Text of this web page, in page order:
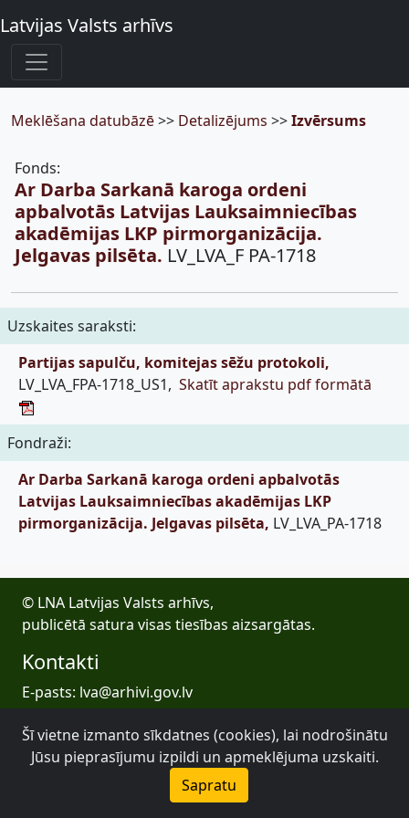
Latvijas Valsts arhīvs
Meklēšana datubāzē>> Detalizējums >>Izvērsums
Fonds:
Ar Darba Sarkanā karoga ordeni
apbalvotās Latvijas Lauksaimniecības
akadēmijas LKP pirmorganizācija.
Jelgavas pilsēta. LV_LVA_F PA-1718
Uzskaites saraksti:
Partijas sapulču, komitejas sēžu protokoli,
LV_LVA_FPA-1718_US1, Skatīt aprakstu pdf formātā
Fondraži:
Ar Darba Sarkanā karoga ordeni apbalvotās
Latvijas Lauksaimniecības akadēmijas LKP
pirmorganizācija. Jelgavas pilsēta, LV_LVA_PA-1718
© LNA Latvijas Valsts arhīvs,
publicētā satura visas tiesības aizsargātas.
Kontakti
E-pasts: lva@arhivi.gov.lv
Tālrunis: +371 20027447
Bezdelīgu 1A, Rīga
Latvijas Valsts arhīvs
Šī vietne izmanto sīkdatnes (cookies), lai nodrošinātu
Jūsu pieprasījumu izpildi un apmeklējuma uzskaiti.
Sapratu